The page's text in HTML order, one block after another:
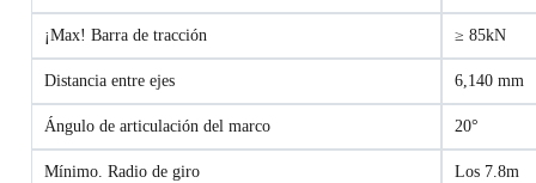
¡Max! Barra de tracción ≥ 85kN
Distancia entre ejes 6,140 mm
Ángulo de articulación del marco 20°
Mínimo. Radio de giro Los 7.8m